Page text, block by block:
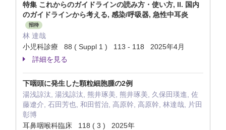
特集 これからのガイドラインの読み方・使い方, II. 国内
のガイドラインから考える, 感染/呼吸器, 急性中耳炎
招待
林 達哉
小児科診療 88 ( Suppl 1 ) 113 - 118 2025年4月
詳細を見る
下咽頭に発生した顆粒細胞腫の2例
湯浅諒汰, 湯浅諒汰, 熊井琢美, 熊井琢美, 久保田瑛進, 佐
藤遼介, 石田芳也, 和田哲治, 高原幹, 高原幹, 林達哉, 片田
彰博
耳鼻咽喉科臨床 118 ( 3 ) 2025年